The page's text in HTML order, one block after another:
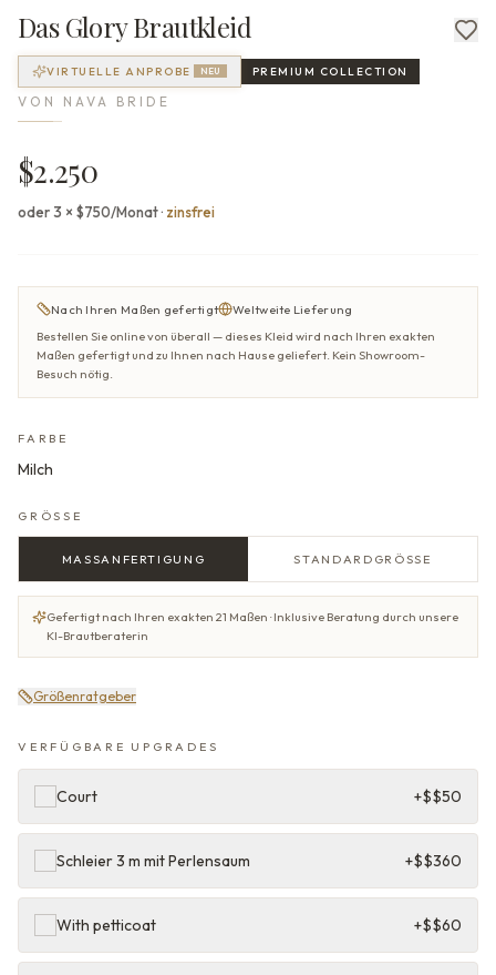
Das GloryBrautkleid
VIRTUELLE ANPROBE NEU PREMIUM COLLECTION
VON NAVA BRIDE
$2.250
oder 3 × $750/Monat· zinsfrei
Nach Ihren Maßen gefertigt
Weltweite Lieferung
Bestellen Sie online von überall — dieses Kleid wird nach Ihren exakten
Maßen gefertigt und zu Ihnen nach Hause geliefert. Kein Showroom-
Besuch nötig.
FARBE
Milch
GRÖSSE
MASSANFERTIGUNG STANDARDGRÖSSE
Gefertigt nach Ihren exakten 21 Maßen · Inklusive Beratung durch unsere
KI-Brautberaterin
Größenratgeber
VERFÜGBARE UPGRADES
Court +$$50
Schleier 3 m mit Perlensaum +$$360
With petticoat +$$60